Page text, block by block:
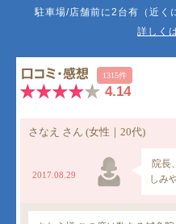
駐車場/店舗前に2台有（近く
詳しく